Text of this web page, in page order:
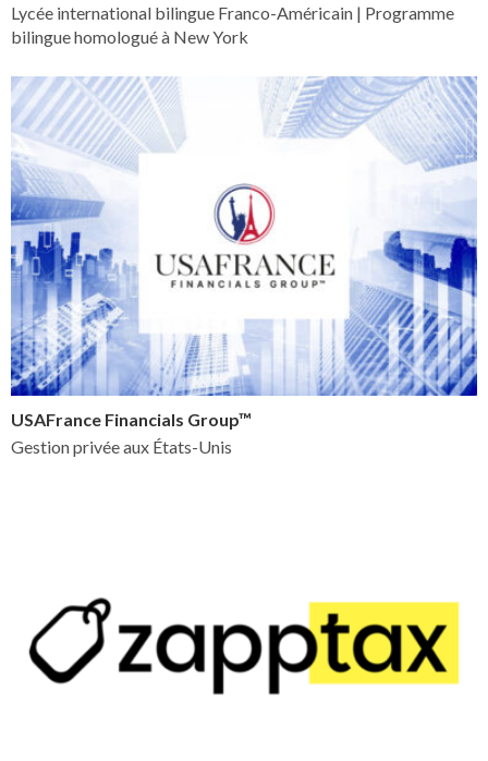
Lycée international bilingue Franco-Américain | Programme
bilingue homologué à New York
USAFrance Financials Group™
Gestion privée aux États-Unis